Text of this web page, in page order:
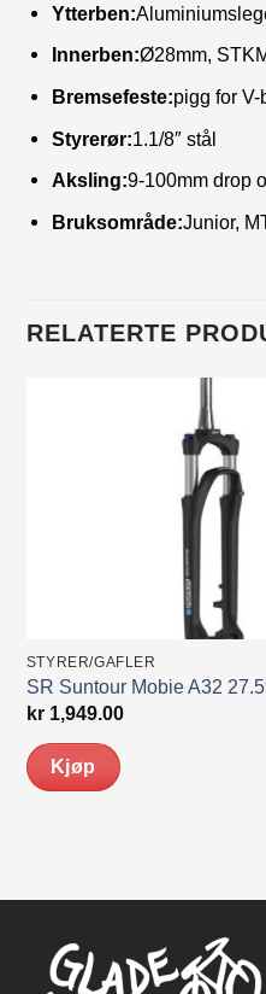
Ytterben:
Innerben:Ø28mm,
Bremsefeste:pigg for V-
Styrerør:1.1/8″ stål
Aksling:9-100mm drop
Bruksområde:Junior,
RELATERTE
STYRER/GAFLER
SR Suntour Mobie A32
kr1,949.00
Kjøp